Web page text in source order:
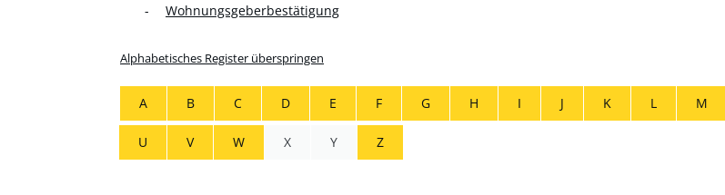
Wohnungsgeberbestätigung
Alphabetisches Register überspringen
A B C D E F G H I J K L M
U V W X Y Z